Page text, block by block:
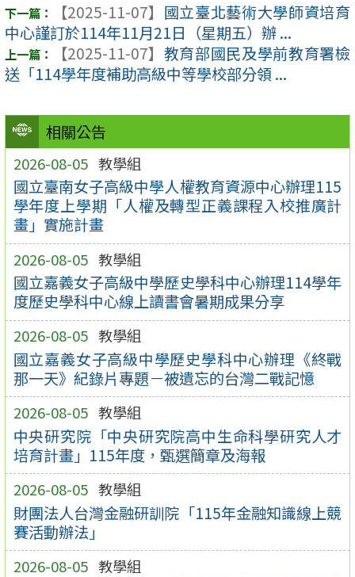
相關公告
2026-08-05 教學組
國立臺南女子高級中學人權教育資源中心辦理115
學年度上學期「人權及轉型正義課程入校推廣計
畫」實施計畫
2026-08-05 教學組
國立嘉義女子高級中學歷史學科中心辦理114學年
度歷史學科中心線上讀書會暑期成果分享
2026-08-05 教學組
國立嘉義女子高級中學歷史學科中心辦理《終戰
那一天》紀錄片專題－被遺忘的台灣二戰記憶
2026-08-05 教學組
中央研究院「中央研究院高中生命科學研究人才
培育計畫」115年度，甄選簡章及海報
2026-08-05 教學組
財團法人台灣金融研訓院「115年金融知識線上競
賽活動辦法」
2026-08-05 教學組
【2025-11-07】 國立臺北藝術大學師資培育
中心謹訂於114年11月21日（星期五）辦 ...
【2025-11-07】 教育部國民及學前教育署檢
送「114學年度補助高級中等學校部分領 ...